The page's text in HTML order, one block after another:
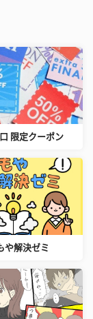
限定クーポン
や解決ゼミ